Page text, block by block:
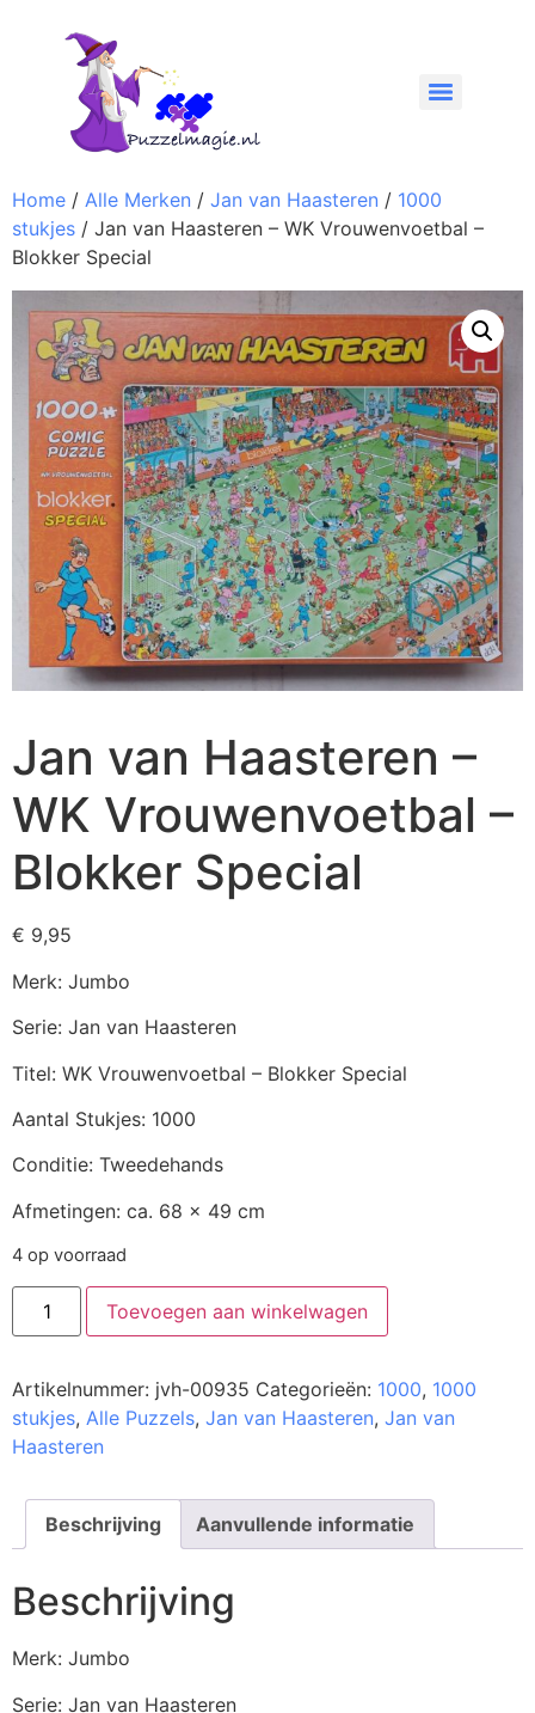
Home / Alle Merken / Jan van Haasteren / 1000
stukjes / Jan van Haasteren – WK Vrouwenvoetbal –
Blokker Special
Jan van Haasteren –
WK Vrouwenvoetbal –
Blokker Special
€ 9,95
Merk: Jumbo
Serie: Jan van Haasteren
Titel: WK Vrouwenvoetbal – Blokker Special
Aantal Stukjes: 1000
Conditie: Tweedehands
Afmetingen: ca. 68 x 49 cm
4 op voorraad
Toevoegen aan winkelwagen
Artikelnummer: jvh-00935 Categorieën: 1000, 1000
stukjes, Alle Puzzels, Jan van Haasteren, Jan van
Haasteren
Beschrijving Aanvullende informatie
Beschrijving
Merk: Jumbo
Serie: Jan van Haasteren